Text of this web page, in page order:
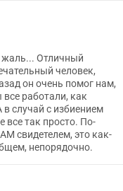
жаль... Отличный
человек,
он очень помог нам,
работали, как
случай с избиением
все так просто. По-
свидетелем, это как-
непорядочно.